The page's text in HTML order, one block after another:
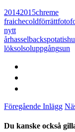
20142015chreme
fraichecoldförrättfoto
nytt
århasselbackspotatis
löksolsoluppgångsun
Föregående Inlägg
Du kanske också